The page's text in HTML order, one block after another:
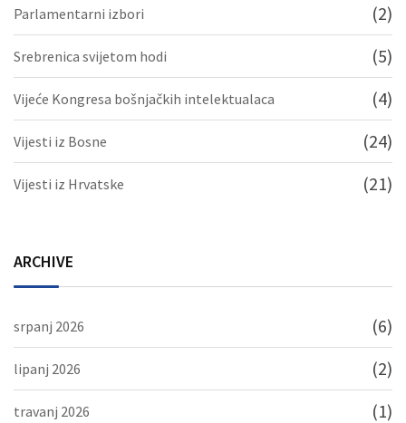
Parlamentarni izbori (2)
Srebrenica svijetom hodi (5)
Vijeće Kongresa bošnjačkih intelektualaca (4)
Vijesti iz Bosne (24)
Vijesti iz Hrvatske (21)
ARCHIVE
srpanj 2026 (6)
lipanj 2026 (2)
travanj 2026 (1)